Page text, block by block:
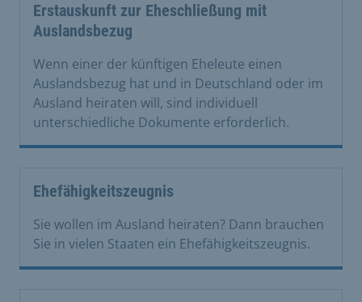
Erstauskunft zur Eheschließung mit
Auslandsbezug
Wenn einer der künftigen Eheleute einen
Auslandsbezug hat und in Deutschland oder im
Ausland heiraten will, sind individuell
unterschiedliche Dokumente erforderlich.
Ehefähigkeitszeugnis
Sie wollen im Ausland heiraten? Dann brauchen
Sie in vielen Staaten ein Ehefähigkeitszeugnis.